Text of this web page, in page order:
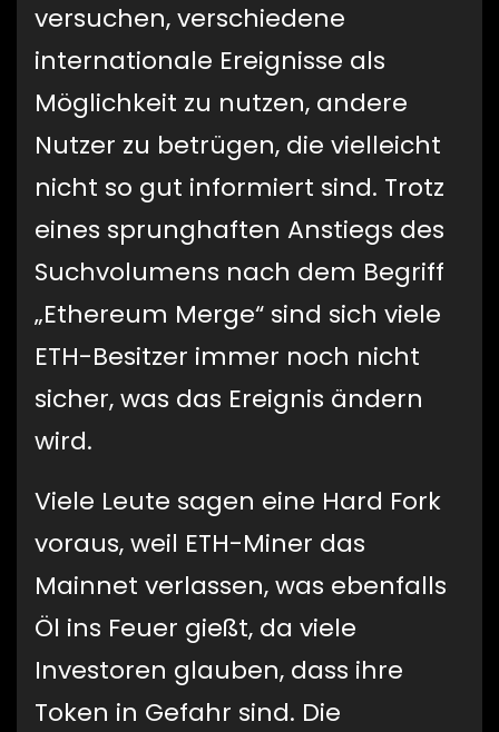
versuchen, verschiedene
internationale Ereignisse als
Möglichkeit zu nutzen, andere
Nutzer zu betrügen, die vielleicht
nicht so gut informiert sind. Trotz
eines sprunghaften Anstiegs des
Suchvolumens nach dem Begriff
„Ethereum Merge“ sind sich viele
ETH-Besitzer immer noch nicht
sicher, was das Ereignis ändern
wird.
Viele Leute sagen eine Hard Fork
voraus, weil ETH-Miner das
Mainnet verlassen, was ebenfalls
Öl ins Feuer gießt, da viele
Investoren glauben, dass ihre
Token in Gefahr sind. Die